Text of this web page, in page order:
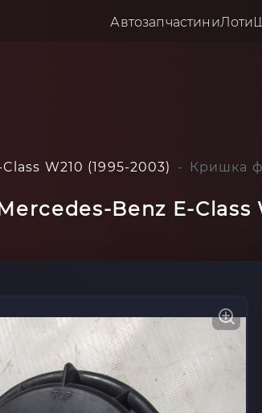
АвтозапчастиниЛоти
Class W210 (1995-2003) Кришка
Benz E-Class